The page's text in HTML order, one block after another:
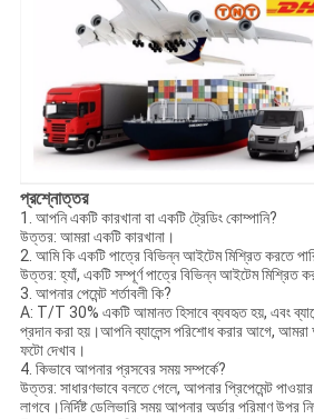
প্রশ্নোত্তর
1. আপনি একটি কারখানা বা একটি ট্রেডিং কোম্পানি?
উত্তর: আমরা একটি কারখানা।
2. আমি কি একটি পাত্রে বিভিন্ন আইটেম মিশ্রিত করতে
উত্তর: হ্যাঁ, একটি সম্পূর্ণ পাত্রে বিভিন্ন আইটেম মিশ্রিত
3. আপনার পেমেন্ট শর্তাবলী কি?
A: T/T 30% একটি আমানত হিসাবে ব্যবহৃত হয়, এবং
প্রদান করা হয়।আপনি ব্যালেন্স পরিশোধ করার আগে, আমরা
ফটো দেখাব।
4. কিভাবে আপনার প্রসবের সময় সম্পর্কে?
উত্তর: সাধারণভাবে বলতে গেলে, আপনার প্রিপেমেন্ট
লাগবে।নির্দিষ্ট ডেলিভারি সময় আপনার অর্ডার পরিমাণ উপর